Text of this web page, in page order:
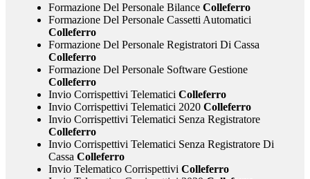
Formazione Del Personale BilanceColleferro
Formazione Del Personale Cassetti Automatici
Colleferro
Formazione Del Personale Registratori Di Cassa
Colleferro
Formazione Del Personale Software Gestione
Colleferro
Invio Corrispettivi Telematici Colleferro
Invio Corrispettivi Telematici 2020Colleferro
Invio Corrispettivi Telematici Senza Registratore
Colleferro
Invio Corrispettivi Telematici Senza Registratore Di
Cassa Colleferro
Invio Telematico Corrispettivi Colleferro